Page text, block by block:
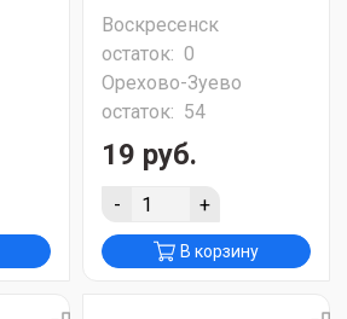
Воскресенск
остаток: 0
Орехово-Зуево
остаток: 54
19 руб.
- +
В корзину